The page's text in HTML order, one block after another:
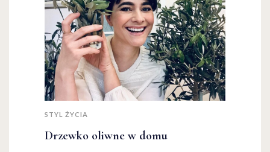
STYL ŻYCIA
Drzewko oliwne w domu